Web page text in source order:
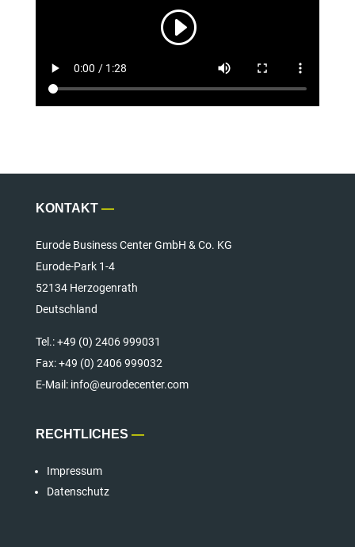
KONTAKT —
Eurode Business Center GmbH & Co. KG
Eurode-Park 1-4
52134 Herzogenrath
Deutschland
Tel.:+49 (0) 2406 999031
Fax:+49 (0) 2406 999032
E-Mail: info@eurodecenter.com
RECHTLICHES —
Impressum
Datenschutz